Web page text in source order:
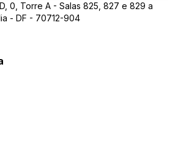
0, Torre A - Salas 825, 827 e 829 a
- DF - 70712-904